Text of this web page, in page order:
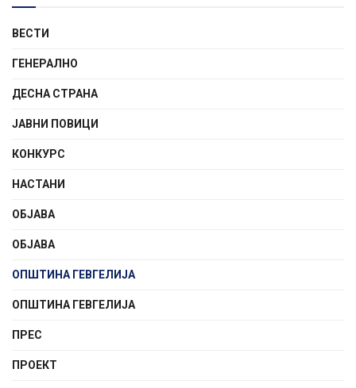
ВЕСТИ
ГЕНЕРАЛНО
ДЕСНА СТРАНА
ЈАВНИ ПОВИЦИ
КОНКУРС
НАСТАНИ
ОБЈАВА
ОБЈАВА
ОПШТИНА ГЕВГЕЛИЈА
ОПШТИНА ГЕВГЕЛИЈА
ПРЕС
ПРОЕКТ